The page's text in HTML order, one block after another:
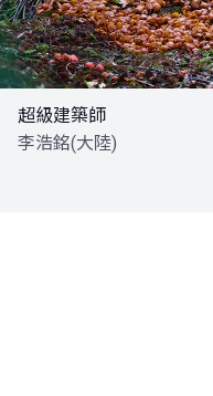
超級建築師
李浩銘(大陸)